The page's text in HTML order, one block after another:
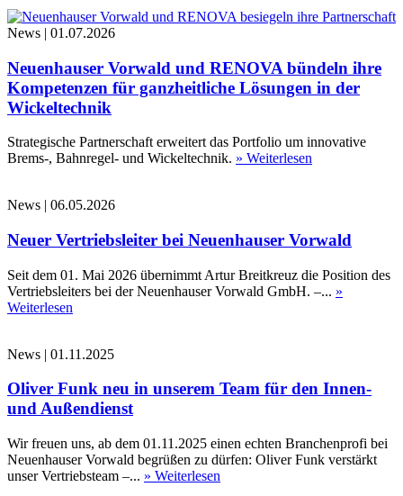
News | 01.07.2026
Neuenhauser Vorwald und RENOVA bündeln ihre
Kompetenzen für ganzheitliche Lösungen in der
Wickeltechnik
Strategische Partnerschaft erweitert das Portfolio um innovative
Brems-, Bahnregel- und Wickeltechnik. » Weiterlesen
News | 06.05.2026
Neuer Vertriebsleiter bei Neuenhauser Vorwald
Seit dem 01. Mai 2026 übernimmt Artur Breitkreuz die Position des
Vertriebsleiters bei der Neuenhauser Vorwald GmbH. –... »
Weiterlesen
News | 01.11.2025
Oliver Funk neu in unserem Team für den Innen-
und Außendienst
Wir freuen uns, ab dem 01.11.2025 einen echten Branchenprofi bei
Neuenhauser Vorwald begrüßen zu dürfen: Oliver Funk verstärkt
unser Vertriebsteam –... » Weiterlesen